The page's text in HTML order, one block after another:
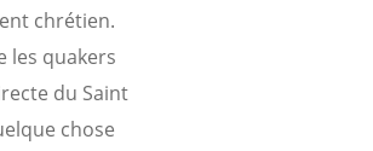
chrétien.
les quakers
du Saint
chose